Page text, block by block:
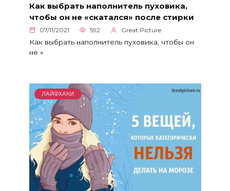
Как выбрать наполнитель пуховика,
чтобы он не «скатался» после стирки
07/11/2021 592 Great Picture
Как выбрать наполнитель пуховика, чтобы он
не «
ЛАЙФХАКИ